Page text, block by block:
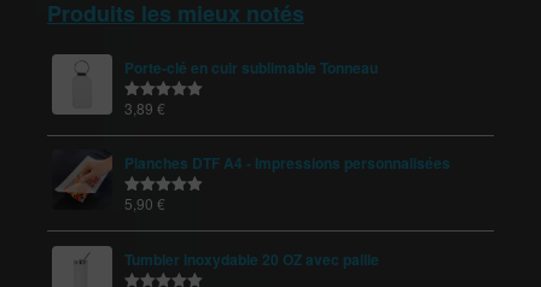
Produits les mieux notés
Porte-clé en cuir sublimable Tonneau
Note5.00
3,89 €
Planches DTF A4 - Impressions personnalisées
Note5.00
5,90 €
Tumbler inoxydable 20 OZ avec paille